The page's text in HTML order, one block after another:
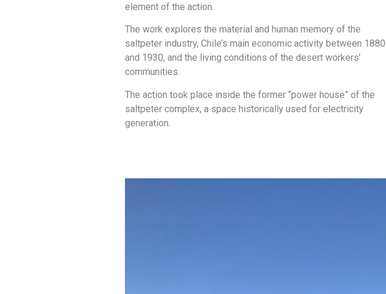
element of the action.
The work explores the material and human memory of the
saltpeter industry, Chile’s main economic activity between 1880
and 1930, and the living conditions of the desert workers’
communities.
The action took place inside the former “power house” of the
saltpeter complex, a space historically used for electricity
generation.